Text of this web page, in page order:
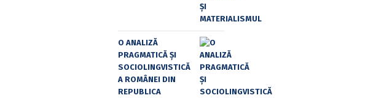
O ANALIZĂ
PRAGMATICĂ ȘI
SOCIOLINGVISTICĂ
A ROMÂNEI DIN
REPUBLICA